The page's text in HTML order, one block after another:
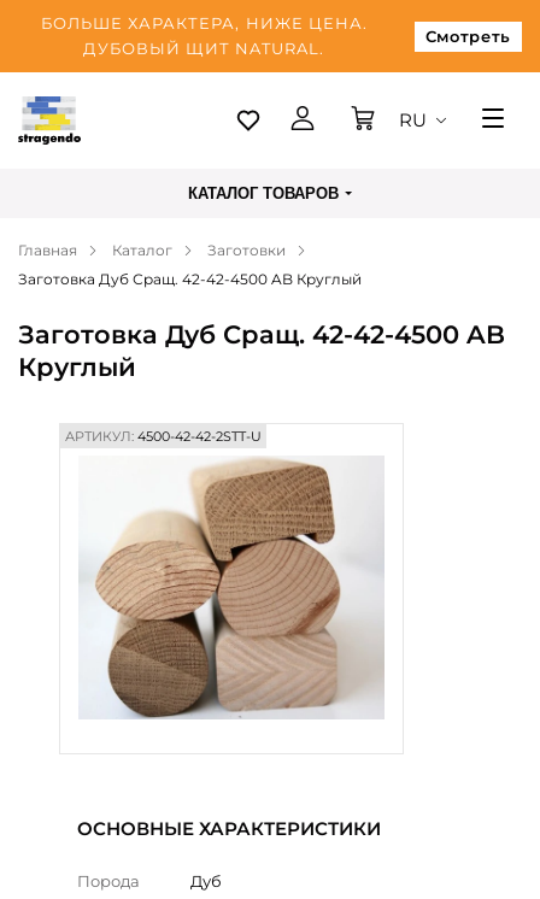
БОЛЬШЕ ХАРАКТЕРА, НИЖЕ ЦЕНА.
ДУБОВЫЙ ЩИТ NATURAL.
Смотреть
Таллинн
Оплата
Блог
RU
КАТАЛОГ ТОВАРОВ
Главная Каталог
Заготовки
Заготовка Дуб Сращ. 42-42-4500 AB Круглый
Заготовка Дуб Сращ. 42-42-4500 AB
Круглый
АРТИКУЛ:4500-42-42-2STT-U
ОСНОВНЫЕ ХАРАКТЕРИСТИКИ
Порода Дуб